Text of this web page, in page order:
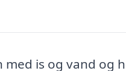
is og vand og